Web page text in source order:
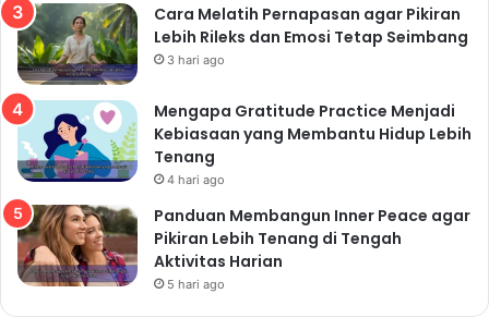
dibutuhkan tubuh untuk beraktivitas sepanjang hari.
Jangan pernah lewatkan sarapan, ini adalah kunci
hidup sehat yang sering diabaikan.
8. Cuci Tangan Secara
Rutin: Cegah Penyebaran
Penyakit
Mencuci tangan secara rutin dengan sabun dan air
mengalir dapat mencegah penyebaran penyakit.
tangan sebelum makan, setelah menggunakan
Cara Melatih Pernapasan agar Pikiran
Lebih Rileks dan Emosi Tetap Seimbang
3 hari ago
Mengapa Gratitude Practice Menjadi
Kebiasaan yang Membantu Hidup Lebih
Tenang
4 hari ago
Panduan Membangun Inner Peace agar
Pikiran Lebih Tenang di Tengah
Aktivitas Harian
5 hari ago